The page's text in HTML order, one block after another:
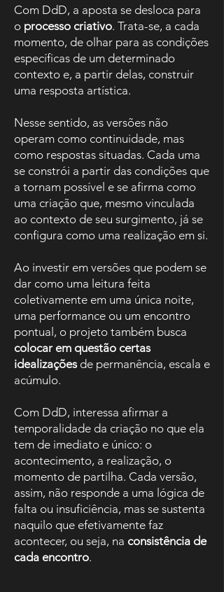
Com DdD, a aposta se desloca para
o processo criativo. Trata-se, a cada
momento, de olhar para as condições
específicas de um determinado
contexto e, a partir delas, construir
uma resposta artística.
Nesse sentido, as versões não
operam como continuidade, mas
como respostas situadas. Cada uma
se constrói a partir das condições que
a tornam possível e se afirma como
uma criação que, mesmo vinculada
ao contexto de seu surgimento, já se
configura como uma realização em si.
Ao investir em versões que podem se
dar como uma leitura feita
coletivamente em uma única noite,
uma performance ou um encontro
pontual, o projeto também busca
colocar em questão certas
idealizaçõesde permanência, escala e
acúmulo.
Com DdD, interessa afirmar a
temporalidade da criação no que ela
tem de imediato e único: o
acontecimento, a realização, o
momento de partilha. Cada versão,
assim, não responde a uma lógica de
falta ou insuficiência, mas se sustenta
naquilo que efetivamente faz
acontecer, ou seja, na consistência de
cada encontro.